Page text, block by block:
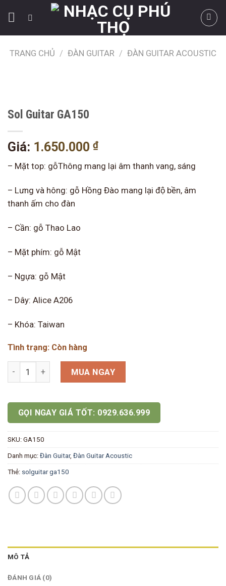
TRANG CHỦ / ĐÀN GUITAR / ĐÀN GUITAR ACOUSTIC
Sol Guitar GA150
Giá: 1.650.000 ₫
– Mặt top: gỗThông mang lại âm thanh vang, sáng
– Lưng và hông: gỗ Hồng Đào mang lại độ bền, âm
thanh ấm cho đàn
– Cần: gỗ Thao Lao
– Mặt phím: gỗ Mật
– Ngựa: gỗ Mật
– Dây: Alice A206
– Khóa: Taiwan
Tình trạng: Còn hàng
Sol Guitar GA150 số lượng
MUA NGAY
GỌI NGAY GIÁ TỐT: 0929.636.999
SKU: GA150
Danh mục: Đàn Guitar, Đàn Guitar Acoustic
Thẻ: solguitar ga150
MÔ TẢ
ĐÁNH GIÁ (0)